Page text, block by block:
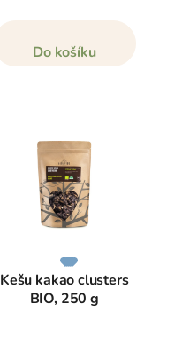
Do košíku
Kešu kakao clusters
BIO, 250 g